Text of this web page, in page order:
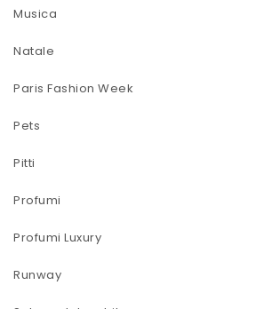
Musica
Natale
Paris Fashion Week
Pets
Pitti
Profumi
Profumi Luxury
Runway